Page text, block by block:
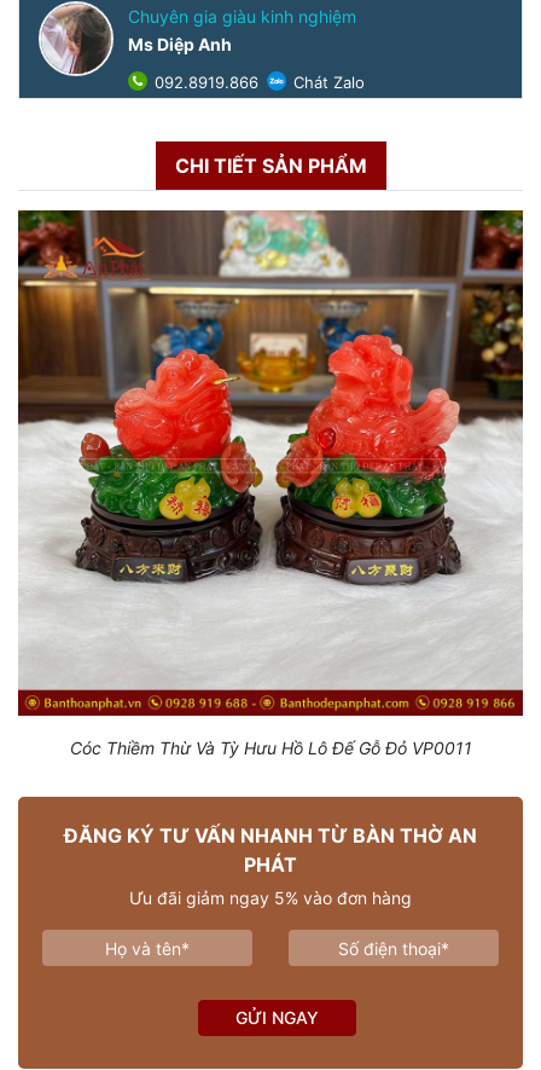
Chuyên gia giàu kinh nghiệm
Ms Diệp Anh
092.8919.866 Chát Zalo
CHI TIẾT SẢN PHẨM
Cóc Thiềm Thừ Và Tỳ Hưu Hồ Lô Đế Gỗ Đỏ VP0011
ĐĂNG KÝ TƯ VẤN NHANH TỪ BÀN THỜ AN
PHÁT
Ưu đãi giảm ngay 5% vào đơn hàng
GỬI NGAY